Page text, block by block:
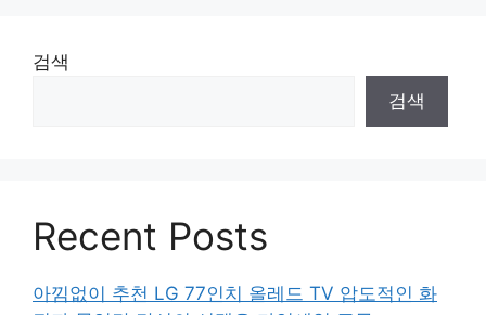
검색
검색
Recent Posts
아낌없이 추천 LG 77인치 올레드 TV 압도적인 화